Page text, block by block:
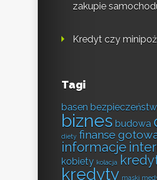
zakupie
Kredyt czy
Tagi
basen
biznes budowa
diety finanse
informacje
kobiety kolacja
kredyty maski